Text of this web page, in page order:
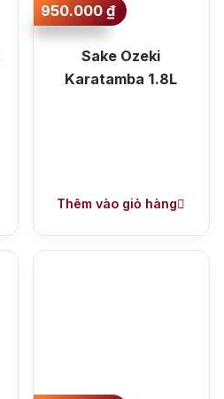
950.000₫
Sake Ozeki
Karatamba 1.8L
Thêm vào giỏ hàng